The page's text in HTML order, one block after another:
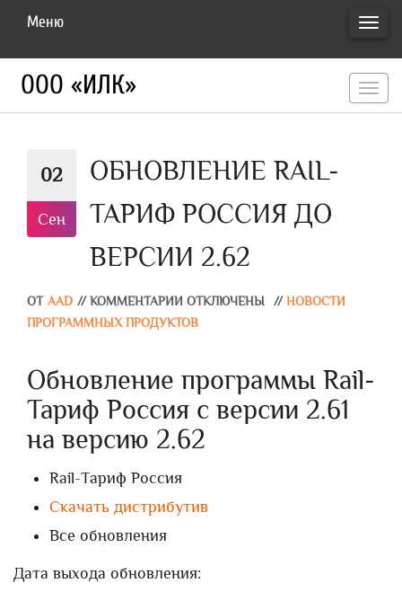
Меню
ООО «ИЛК»
02
Сен
ОБНОВЛЕНИЕ RAIL-
ТАРИФ РОССИЯ ДО
ВЕРСИИ 2.62
ОТ AAD // КОММЕНТАРИИ ОТКЛЮЧЕНЫ // НОВОСТИ
ПРОГРАММНЫХ ПРОДУКТОВ
Обновление программы Rail-
Тариф Россия с версии 2.61
на версию 2.62
Rail-Тариф Россия
Скачать дистрибутив
Все обновления
Дата выхода обновления: